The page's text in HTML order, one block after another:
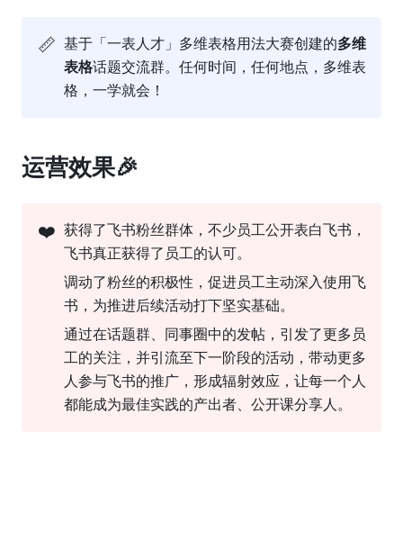
📏 基于「一表人才」多维表格用法大赛创建的多维
表格话题交流群。任何时间，任何地点，多维表
格，一学就会！
运营效果🎉
❤️ 获得了飞书粉丝群体，不少员工公开表白飞书，
飞书真正获得了员工的认可。
调动了粉丝的积极性，促进员工主动深入使用飞
书，为推进后续活动打下坚实基础。
通过在话题群、同事圈中的发帖，引发了更多员
工的关注，并引流至下一阶段的活动，带动更多
人参与飞书的推广，形成辐射效应，让每一个人
都能成为最佳实践的产出者、公开课分享人。